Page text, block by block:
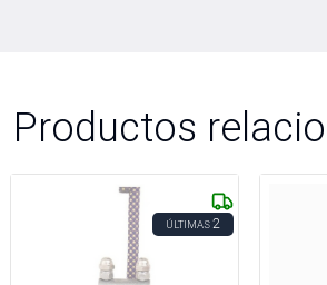
Productos
ÚLTIMAS2